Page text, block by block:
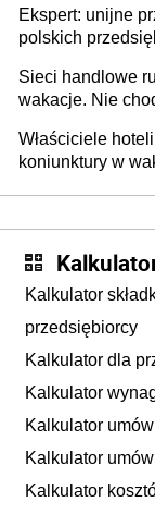
Ekspert: unijne
polskich
Sieci handlowe
wakacje. Nie
tam, gdzie wielu
Właściciele
koniunktury w
Kalkulator
przedsiębiorcy
Kalkulator dla
Kalkulator
Kalkulator
Kalkulator
Kalkulator